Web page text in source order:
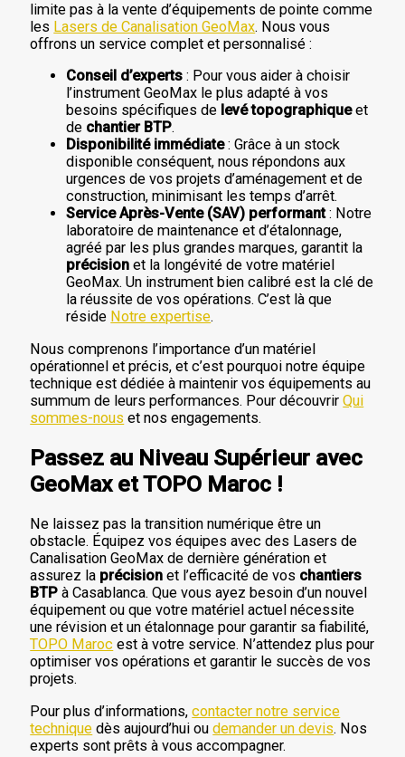
limite pas à la vente d’équipements de pointe comme
les Lasers de Canalisation GeoMax. Nous vous
offrons un service complet et personnalisé :
Conseil d’experts : Pour vous aider à choisir
l’instrument GeoMax le plus adapté à vos
besoins spécifiques de levé topographiqueet
de chantier BTP.
Disponibilité immédiate: Grâce à un stock
disponible conséquent, nous répondons aux
urgences de vos projets d’aménagement et de
construction, minimisant les temps d’arrêt.
Service Après-Vente (SAV) performant: Notre
laboratoire de maintenance et d’étalonnage,
agréé par les plus grandes marques, garantit la
précision et la longévité de votre matériel
GeoMax. Un instrument bien calibré est la clé de
la réussite de vos opérations. C’est là que
réside Notre expertise.
Nous comprenons l’importance d’un matériel
opérationnel et précis, et c’est pourquoi notre équipe
technique est dédiée à maintenir vos équipements au
summum de leurs performances. Pour découvrirQui
sommes-nous et nos engagements.
Passez au Niveau Supérieur avec
GeoMax et TOPO Maroc !
Ne laissez pas la transition numérique être un
obstacle. Équipez vos équipes avec des Lasers de
Canalisation GeoMax de dernière génération et
assurez la précision et l’efficacité de vos chantiers
BTP à Casablanca. Que vous ayez besoin d’un nouvel
équipement ou que votre matériel actuel nécessite
une révision et un étalonnage pour garantir sa fiabilité,
TOPO Maroc est à votre service. N’attendez plus pour
optimiser vos opérations et garantir le succès de vos
projets.
Pour plus d’informations,contacter notre service
technique dès aujourd’hui oudemander un devis. Nos
experts sont prêts à vous accompagner.